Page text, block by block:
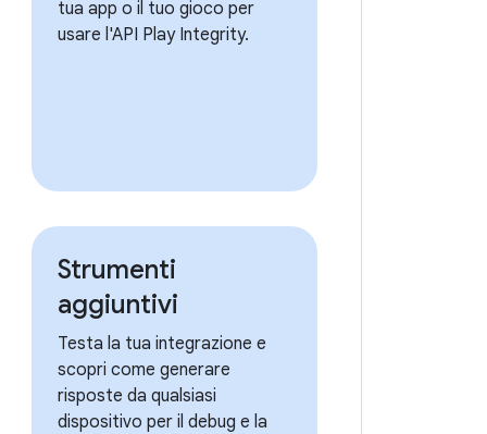
tua app o il tuo gioco per
usare l'API Play Integrity.
Strumenti
aggiuntivi
Testa la tua integrazione e
scopri come generare
risposte da qualsiasi
dispositivo per il debug e la